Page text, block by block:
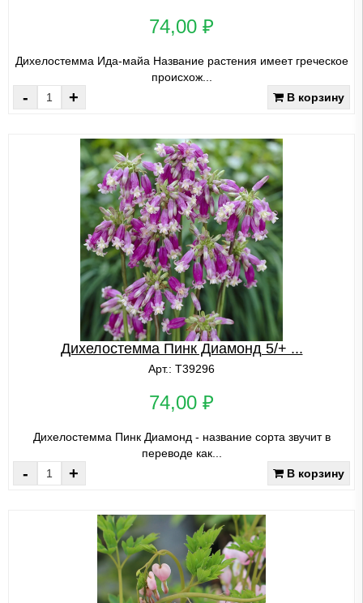
74,00 ₽
Дихелостемма Ида-майа Название растения имеет греческое
происхож...
- + В корзину
Дихелостемма Пинк Диамонд 5/+ ...
Арт.: Т39296
74,00 ₽
Дихелостемма Пинк Диамонд - название сорта звучит в
переводе как...
- + В корзину